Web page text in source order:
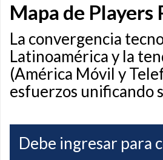
Mapa de
La convergencia
Latinoamérica y la
(América Móvil y
esfuerzos unificando
Debe ingresar para